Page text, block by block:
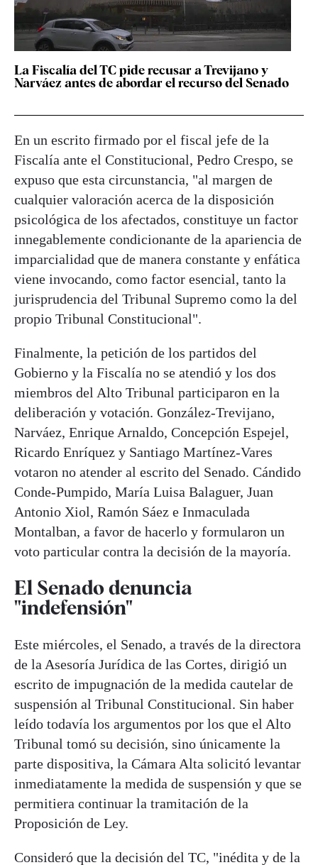
La Fiscalía del TC pide recusar a Trevijano y
Narváez antes de abordar el recurso del Senado
En un escrito firmado por el fiscal jefe de la
Fiscalía ante el Constitucional, Pedro Crespo, se
expuso que esta circunstancia, "al margen de
cualquier valoración acerca de la disposición
psicológica de los afectados, constituye un factor
innegablemente condicionante de la apariencia de
imparcialidad que de manera constante y enfática
viene invocando, como factor esencial, tanto la
jurisprudencia del Tribunal Supremo como la del
propio Tribunal Constitucional".
Finalmente, la petición de los partidos del
Gobierno y la Fiscalía no se atendió y los dos
miembros del Alto Tribunal participaron en la
deliberación y votación. González-Trevijano,
Narváez, Enrique Arnaldo, Concepción Espejel,
Ricardo Enríquez y Santiago Martínez-Vares
votaron no atender al escrito del Senado. Cándido
Conde-Pumpido, María Luisa Balaguer, Juan
Antonio Xiol, Ramón Sáez e Inmaculada
Montalban, a favor de hacerlo y formularon un
voto particular contra la decisión de la mayoría.
El Senado denuncia
"indefensión"
Este miércoles, el Senado, a través de la directora
de la Asesoría Jurídica de las Cortes, dirigió un
escrito de impugnación de la medida cautelar de
suspensión al Tribunal Constitucional. Sin haber
leído todavía los argumentos por los que el Alto
Tribunal tomó su decisión, sino únicamente la
parte dispositiva, la Cámara Alta solicitó levantar
inmediatamente la medida de suspensión y que se
permitiera continuar la tramitación de la
Proposición de Ley.
Consideró que la decisión del TC, "inédita y de la